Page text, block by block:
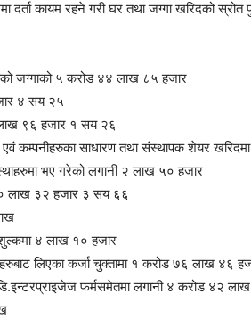
दर्ता कायम रहने गरी घर तथा जग्गा खरिदको
जग्गाको ५ करोड ४४ लाख ८५ हजार
४ सय २५
९६ हजार १ सय २६
एवं कम्पनीहरुका साधारण तथा संस्थापक शेयर
भए गरेको लगानी २ लाख ५० हजार
लाख ३२ हजार ३ सय ६६
शुल्कमा ४ लाख १० हजार
लिएका कर्जा चुक्तामा १ करोड ७६ लाख ४६
फर्मसमेतमा लगानी ४ करोड ४२